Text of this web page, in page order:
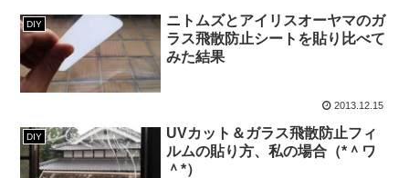
DIY
ニトムズとアイリスオーヤマのガ
ラス飛散防止シートを貼り比べて
みた結果
2013.12.15
DIY
UVカット＆ガラス飛散防止フィ
ルムの貼り方、私の場合（*＾ワ
＾*）